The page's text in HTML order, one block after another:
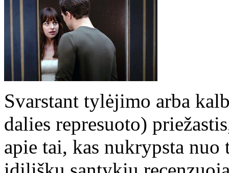
Svarstant tylėjimo arba
dalies represuoto)
apie tai, kas nukrypsta